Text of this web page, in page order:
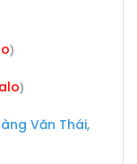
)
)
Văn Thái,